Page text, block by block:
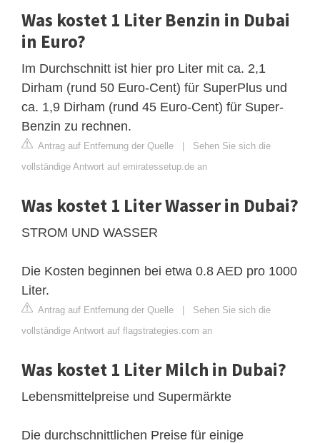
Was kostet 1 Liter Benzin in Dubai
in Euro?
Im Durchschnitt ist hier pro Liter mit ca. 2,1
Dirham (rund 50 Euro-Cent) für SuperPlus und
ca. 1,9 Dirham (rund 45 Euro-Cent) für Super-
Benzin zu rechnen.
Antrag auf Entfernung der Quelle | Sehen Sie sich die
vollständige Antwort auf emiratessetup.de an
Was kostet 1 Liter Wasser in Dubai?
STROM UND WASSER
Die Kosten beginnen bei etwa 0.8 AED pro 1000
Liter.
Antrag auf Entfernung der Quelle | Sehen Sie sich die
vollständige Antwort auf flagstrategies.com an
Was kostet 1 Liter Milch in Dubai?
Lebensmittelpreise und Supermärkte
Die durchschnittlichen Preise für einige